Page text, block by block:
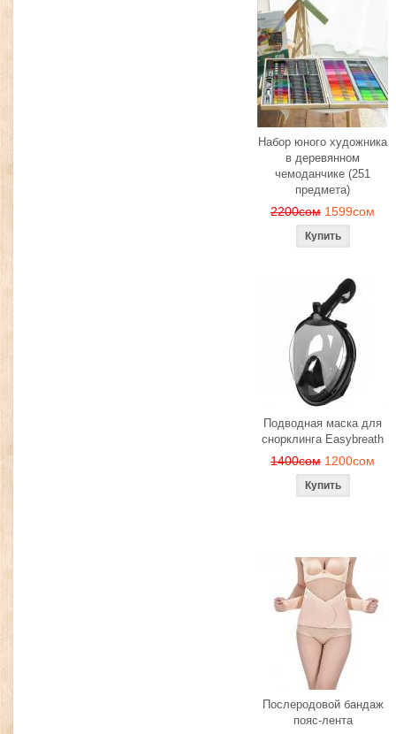
Набор юного художника
в деревянном
чемоданчике (251
предмета)
2200сом 1599сом
Подводная маска для
снорклинга Easybreath
1400сом 1200сом
Послеродовой бандаж
пояс-лента